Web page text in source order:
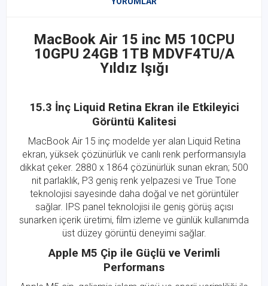
MacBook Air 15 inc M5 10CPU
10GPU 24GB 1TB MDVF4TU/A
Yıldız Işığı
15.3 İnç Liquid Retina Ekran ile Etkileyici
Görüntü Kalitesi
MacBook Air 15 inç modelde yer alan Liquid Retina
ekran, yüksek çözünürlük ve canlı renk performansıyla
dikkat çeker. 2880 x 1864 çözünürlük sunan ekran; 500
nit parlaklık, P3 geniş renk yelpazesi ve True Tone
teknolojisi sayesinde daha doğal ve net görüntüler
sağlar. IPS panel teknolojisi ile geniş görüş açısı
sunarken içerik üretimi, film izleme ve günlük kullanımda
üst düzey görüntü deneyimi sağlar.
Apple M5 Çip ile Güçlü ve Verimli
Performans